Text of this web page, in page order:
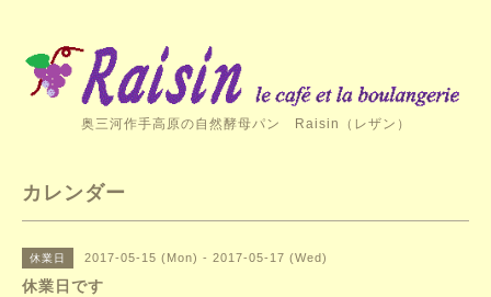
奥三河作手高原の自然酵母パン Raisin（レザン）
カレンダー
休業日 2017-05-15 (Mon) - 2017-05-17 (Wed)
休業日です